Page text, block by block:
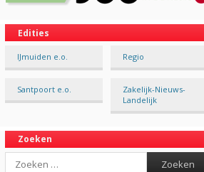
Edities
IJmuiden e.o. Regio
Santpoort e.o.
Zakelijk-Nieuws-
Landelijk
Zoeken
Search